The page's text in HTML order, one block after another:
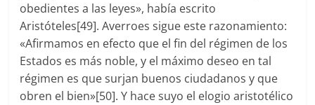
obedientes a las leyes», había escrito
Aristóteles[49]. Averroes sigue este razonamiento:
«Afirmamos en efecto que el fin del régimen de los
Estados es más noble, y el máximo deseo en tal
régimen es que surjan buenos ciudadanos y que
obren el bien»[50]. Y hace suyo el elogio aristotélico